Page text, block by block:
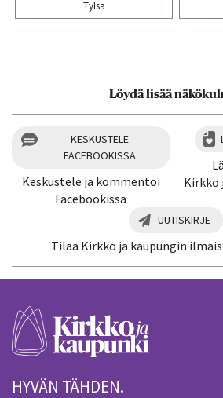
Tylsä
Löydä lisää
KESKUSTELE
FACEBOOKISSA
Keskustele ja kommentoi
Facebookissa
Kirkko
UUTISKIRJE
Tilaa Kirkko ja kaupungin
HYVÄN TÄHDEN.